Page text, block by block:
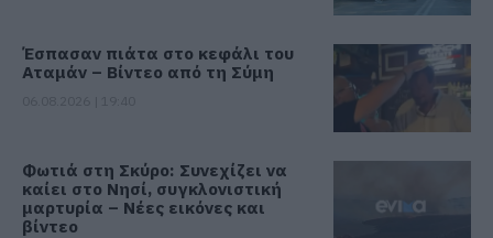
Έσπασαν πιάτα στο κεφάλι του
Αταμάν – Βίντεο από τη Σύμη
Φωτιά στη Σκύρο: Συνεχίζει να
καίει στο Νησί, συγκλονιστική
μαρτυρία – Νέες εικόνες και
βίντεο